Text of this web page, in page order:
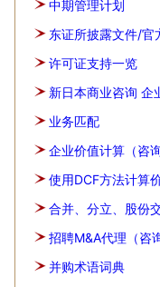
中期管理计划
东证所披露文件/官
许可证支持一览
新日本商业咨询 企
业务匹配
企业价值计算（咨询
使用DCF方法计算
合并、分立、股份
招聘M&A代理（咨
并购术语词典